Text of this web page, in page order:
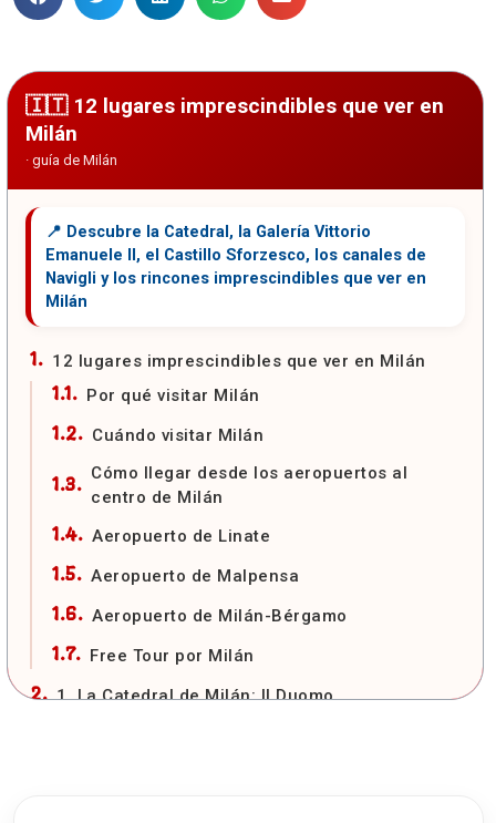
12 lugares imprescindibles que ver en
Milán
12 lugares imprescindibles que ver en Milán
Por qué visitar Milán
Cuándo visitar Milán
Cómo llegar desde los aeropuertos al
centro de Milán
Aeropuerto de Linate
Aeropuerto de Malpensa
Aeropuerto de Milán-Bérgamo
Free Tour por Milán
1. La Catedral de Milán: Il Duomo